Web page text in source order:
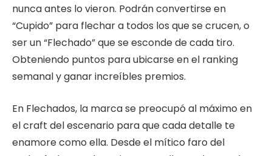
nunca antes lo vieron. Podrán convertirse en
“Cupido” para flechar a todos los que se crucen, o
ser un “Flechado” que se esconde de cada tiro.
Obteniendo puntos para ubicarse en el ranking
semanal y ganar increíbles premios.
En Flechados, la marca se preocupó al máximo en
el craft del escenario para que cada detalle te
enamore como ella. Desde el mítico faro del